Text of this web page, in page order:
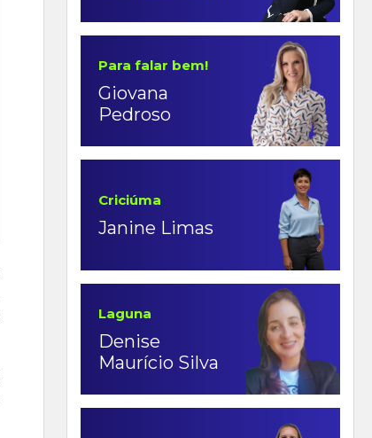
Para falar bem!
Giovana
Pedroso
Criciúma
Janine Limas
Laguna
Denise
Maurício Silva